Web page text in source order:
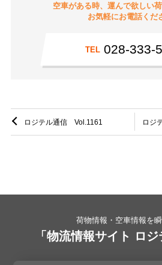
空車がある時、運んで欲しい
お気軽にお電話くだ
TEL 028-333-
ロジテル通信 Vol.1161 ロジ
荷物情報・空車情報を
「物流情報サイト ロジ